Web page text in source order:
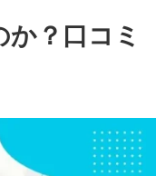
？口コミ